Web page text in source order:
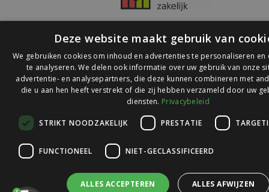
© 2026 Ledlichtdiscounter.nl
op
Webwinkelkeur
Deze website maakt gebruik van
We gebruiken cookies om inhoud en advertenties te personaliseren en
te analyseren. We delen ook informatie over uw gebruik van onze
advertentie- en analysepartners, die deze kunnen combineren met
die u aan hen heeft verstrekt of die zij hebben verzameld door uw
diensten. Privacybeleid
STRIKT NOODZAKELIJK PRESTATIE
FUNCTIONEEL NIET-GECLASSIFICEERD
ALLES ACCEPTEREN ALLES AFWIJZEN